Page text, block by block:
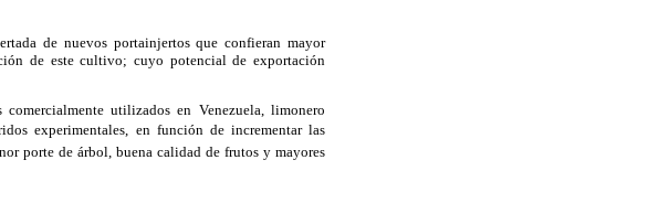
de nuevos portainjertos que confieran mayor
de este cultivo; cuyo potencial de exportación
utilizados en Venezuela, limonero
experimentales, en función de incrementar las
porte de árbol, buena calidad de frutos y mayores